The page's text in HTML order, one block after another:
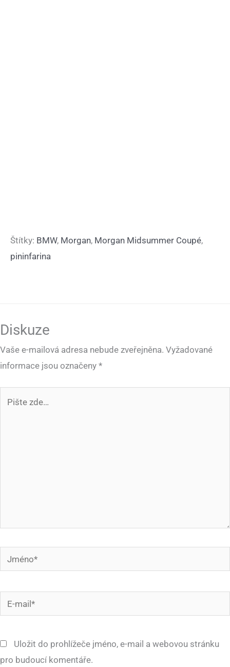
Štítky: BMW, Morgan, Morgan Midsummer Coupé,
pininfarina
Diskuze
Vaše e-mailová adresa nebude zveřejněna. Vyžadované
informace jsou označeny *
Jméno*
mail*
Uložit do prohlížeče jméno, e-mail a webovou stránku
pro budoucí komentáře.